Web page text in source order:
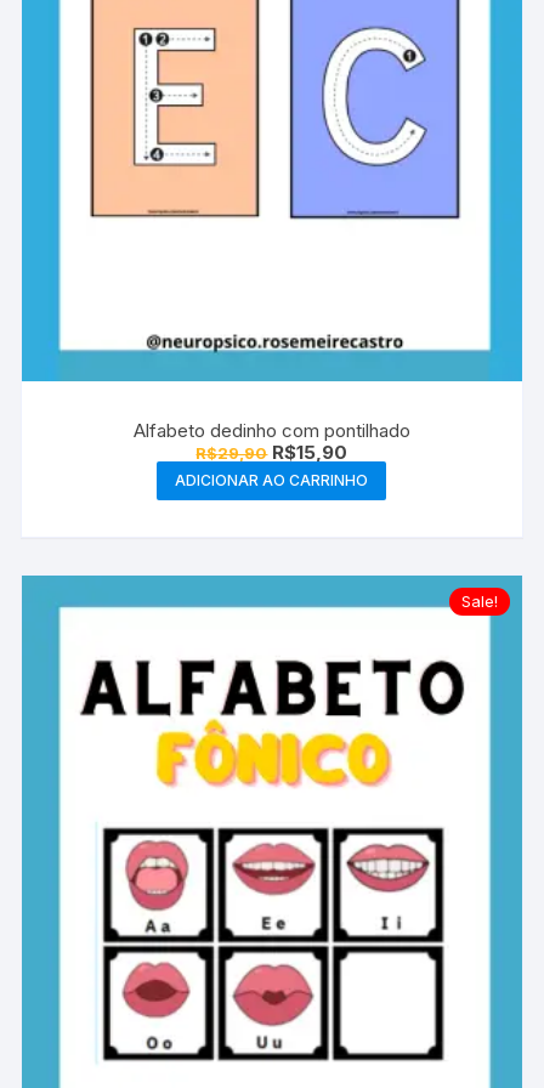
Alfabeto dedinho com pontilhado
R$29,90 O
preço
original
era:
R$15,90
preço
atual
é:
ADICIONAR AO CARRINHO
Sale!